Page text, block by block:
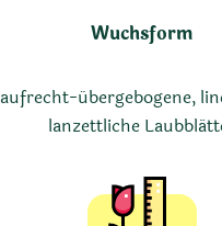
Wuchsform
aufrecht-übergebogene,
lanzettliche